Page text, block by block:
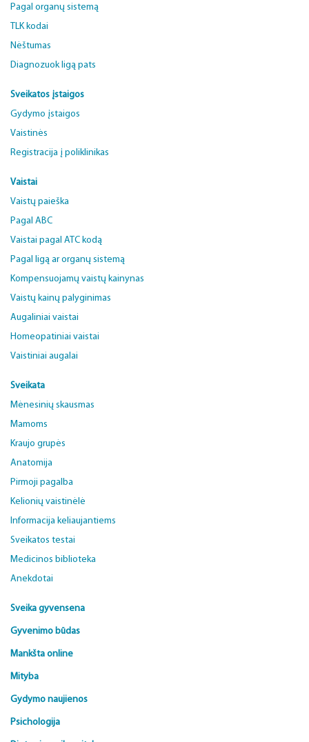
Pagal organų sistemą
TLK kodai
Nėštumas
Diagnozuok ligą pats
Sveikatos įstaigos
Gydymo įstaigos
Vaistinės
Registracija į poliklinikas
Vaistai
Vaistų paieška
Pagal ABC
Vaistai pagal ATC kodą
Pagal ligą ar organų sistemą
Kompensuojamų vaistų kainynas
Vaistų kainų palyginimas
Augaliniai vaistai
Homeopatiniai vaistai
Vaistiniai augalai
Sveikata
Mėnesinių skausmas
Mamoms
Kraujo grupės
Anatomija
Pirmoji pagalba
Kelionių vaistinėlė
Informacija keliaujantiems
Sveikatos testai
Medicinos biblioteka
Anekdotai
Sveika gyvensena
Gyvenimo būdas
Mankšta online
Mityba
Gydymo naujienos
Psichologija